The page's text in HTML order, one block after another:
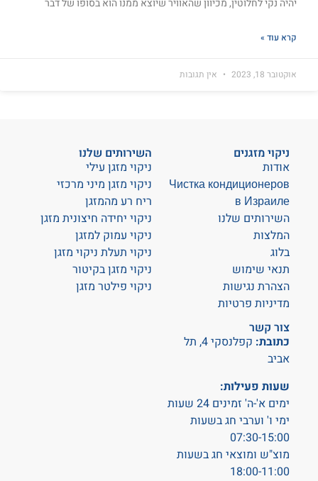
יהיה נקי לחלוטין, מכיוון שהאוויר שיוצא ממנו הוא בסופו של דבר
קרא עוד »
אוקטובר 18, 2023 אין תגובות
ניקוי מזגנים
אודות
Чистка кондиционеров
в Израиле
השירותים שלנו
המלצות
בלוג
תנאי שימוש
הצהרת נגישות
מדיניות פרטיות
צור קשר
כתובת:
קפלנסקי 4, תל
אביב
שעות פעילות:
ימים א'-ה' זמינים 24 שעות
ימי ו' וערבי חג בשעות
07:30-15:00
מוצ"ש ומוצאי חג בשעות
18:00-11:00
השירותים שלנו
ניקוי מזגן עילי
ניקוי מזגן מיני מרכזי
ריח רע מהמזגן
ניקוי יחידה חיצונית מזגן
ניקוי עמוק למזגן
ניקוי תעלת ניקוי מזגן
ניקוי מזגן בקיטור
ניקוי פילטר מזגן